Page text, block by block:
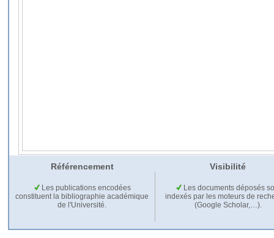
Référencement Visibilité
Les publications encodées
constituent la bibliographie académique
de l'Université.
Les documents déposés
indexés par les moteurs de
(Google Scholar,…).